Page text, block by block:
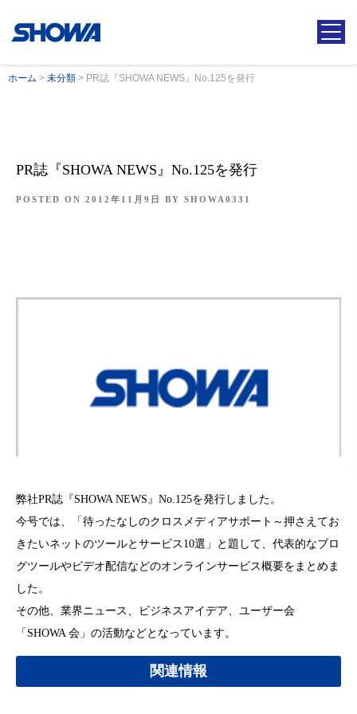
ホーム > 未分類 > PR誌『SHOWA NEWS』No.125を発行
PR誌『SHOWA NEWS』No.125を発行
POSTED ON 2012年11月9日 BY SHOWA0331
弊社PR誌『SHOWA NEWS』No.125を発行しました。
今号では、「待ったなしのクロスメディアサポート～押さえてお
きたいネットのツールとサービス10選」と題して、代表的なブロ
グツールやビデオ配信などのオンラインサービス概要をまとめま
した。
その他、業界ニュース、ビジネスアイデア、ユーザー会
「SHOWA 会」の活動などとなっています。
関連情報